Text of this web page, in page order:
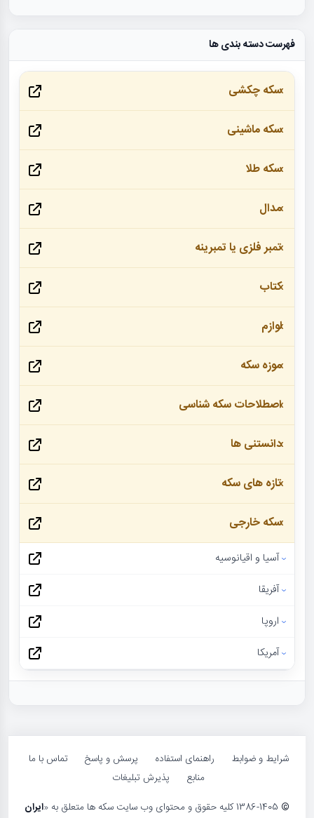
فهرست دسته بندی ها
سکه چکشی
سکه ماشینی
سکه طلا
مدال
تمبر فلزی یا تمبرینه
کتاب
لوازم
موزه سکه
اصطلاحات سکه شناسی
دانستنی ها
تازه های سکه
سکه خارجی
آسیا و اقیانوسیه
آفریقا
اروپا
آمریکا
شرایط و ضوابط راهنمای استفاده پرسش و پاسخ
تماس با ما
منابع
پذیرش تبلیغات
©
ایران